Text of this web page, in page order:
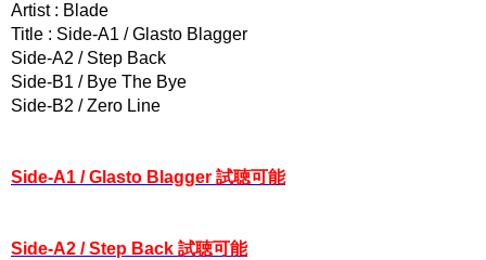
Artist : Blade
Title : Side-A1 / Glasto Blagger
Side-A2 / Step Back
Side-B1 / Bye The Bye
Side-B2 / Zero Line
Side-A1 / Glasto Blagger 試聴可能
Side-A2 / Step Back 試聴可能